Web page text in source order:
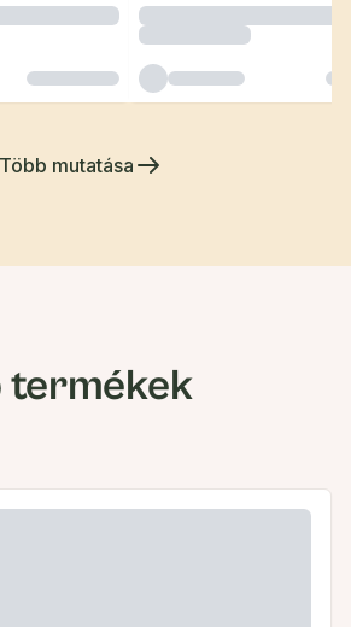
Több mutatása
termékek